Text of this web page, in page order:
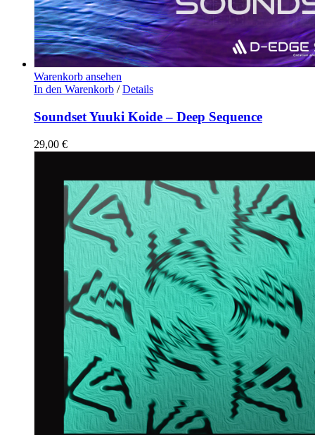
Warenkorb ansehen
In den Warenkorb / Details
Soundset Yuuki Koide – Deep Sequence
29,00 €